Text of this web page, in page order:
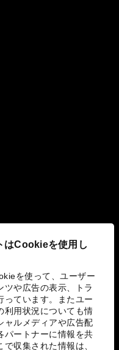
はCookieを使用し
を使って、ユーザー
ツや広告の表示、トラ
っています。またユー
利用状況についても情
ャルメディアや広告配
パートナーに情報を共
収集された情報は、